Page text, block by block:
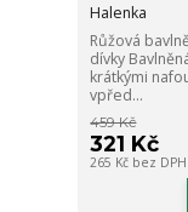
Halenka
Růžová
dívky
krátkými
vpřed...
459 Kč
321 Kč
265 Kč bez DPH